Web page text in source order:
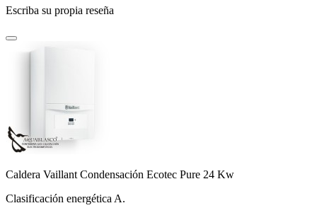
Escriba su propia reseña
Caldera Vaillant Condensación Ecotec Pure 24 Kw
Clasificación energética A.